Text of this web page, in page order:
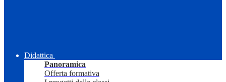
Didattica
Panoramica
Offerta formativa